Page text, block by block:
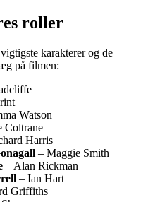
roller
karakterer og de
på filmen:
Watson
Coltrane
Harris
– Maggie Smith
– Alan Rickman
– Ian Hart
Griffiths